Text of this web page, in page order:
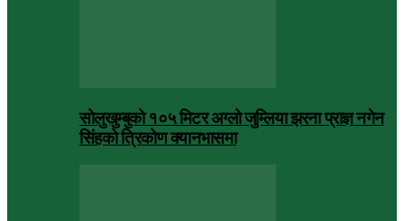
सोलुखुम्बुको १०५ मिटर अग्लो जुम्लिया झरना प्राज्ञ नगेन
सिंहको त्रिकोण क्यानभासमा